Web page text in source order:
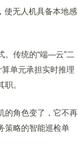
无人机具备本地感
传统的“端—云”二
单元承担实时推理
。
角色变了，它不再
策略的智能巡检单